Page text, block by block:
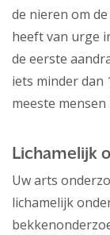
de nieren om
heeft van urge
de eerste
iets minder dan
meeste
Lichamelijk
Uw arts
lichamelijk